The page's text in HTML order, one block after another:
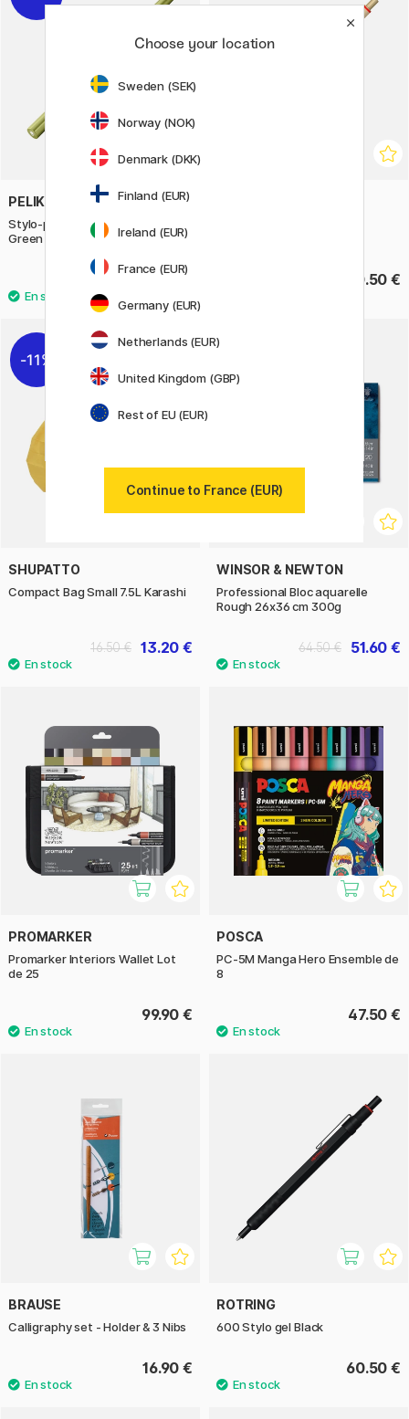
PELIKAN
Stylo-plume INEO Elements
Green Oasis
32.40 €
40.50 € 60.50 €
11%
SHUPATTO
Compact Bag Small 7.5L Karashi
13.20 €
16.50 €
WINSOR & NEWTON
Professional Bloc aquarelle
Rough 26x36 cm 300g
51.60 €
64.50 €
PROMARKER
Promarker Interiors Wallet Lot
de 25
99.90 €
POSCA
PC-5M Manga Hero Ensemble de
8
47.50 €
BRAUSE
Calligraphy set - Holder & 3 Nibs
16.90 €
ROTRING
600 Stylo gel Black
60.50 €
Choose your location
Sweden (SEK)
Norway (NOK)
Denmark (DKK)
Finland (EUR)
Ireland (EUR)
France (EUR)
Germany (EUR)
Netherlands (EUR)
United Kingdom (GBP)
Rest of EU (EUR)
Continue to France (EUR)